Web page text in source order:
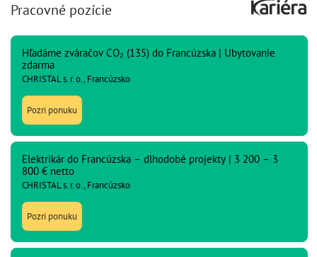
Pracovné pozície
Hľadáme zváračov CO₂ (135) do Francúzska | Ubytovanie
zdarma
CHRISTAL s. r. o., Francúzsko
Pozri ponuku
Elektrikár do Francúzska – dlhodobé projekty | 3 200 – 3
800 € netto
CHRISTAL s. r. o., Francúzsko
Pozri ponuku